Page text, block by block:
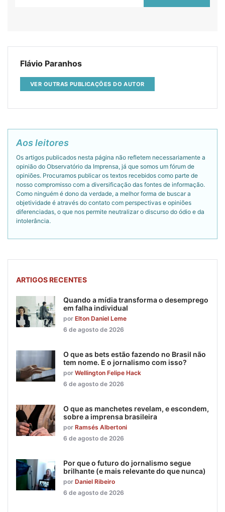
Flávio Paranhos
VER OUTRAS PUBLICAÇÕES DO AUTOR
Aos leitores
Os artigos publicados nesta página não refletem necessariamente a
opinião do Observatório da Imprensa, já que somos um fórum de
opiniões. Procuramos publicar os textos recebidos como parte de
nosso compromisso com a diversificação das fontes de informação.
Como ninguém é dono da verdade, a melhor forma de buscar a
objetividade é através do contato com perspectivas e opiniões
diferenciadas, o que nos permite neutralizar o discurso do ódio e da
intolerância.
ARTIGOS RECENTES
Quando a mídia transforma o desemprego
em falha individual
por Elton Daniel Leme
6 de agosto de 2026
O que as bets estão fazendo no Brasil não
tem nome. E o jornalismo com isso?
por Wellington Felipe Hack
6 de agosto de 2026
O que as manchetes revelam, e escondem,
sobre a imprensa brasileira
por Ramsés Albertoni
6 de agosto de 2026
Por que o futuro do jornalismo segue
brilhante (e mais relevante do que nunca)
por Daniel Ribeiro
6 de agosto de 2026